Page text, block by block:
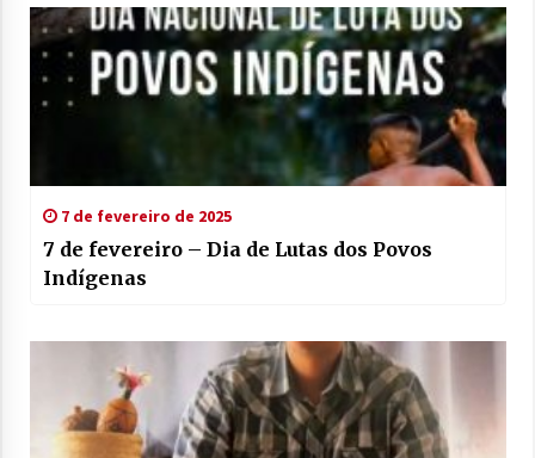
7 de fevereiro de 2025
7 de fevereiro – Dia de Lutas dos Povos
Indígenas